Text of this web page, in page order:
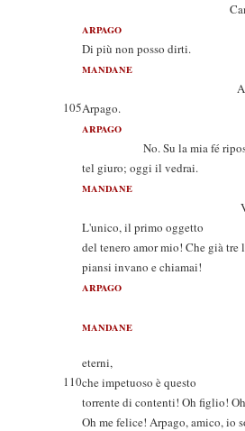
Cambise! E
ARPAGO
Di più non posso dirti.
MANDANE
Ah mi
105Arpago.
ARPAGO
No. Su la mia fé
tel giuro; oggi il vedrai.
MANDANE
Vedrò lo
L'unico, il primo oggetto
del tenero amor mio! Che già tre
piansi invano e chiamai!
ARPAGO
MANDANE
eterni,
110che impetuoso è questo
torrente di contenti! Oh figlio!
Oh me felice! Arpago, amico, io